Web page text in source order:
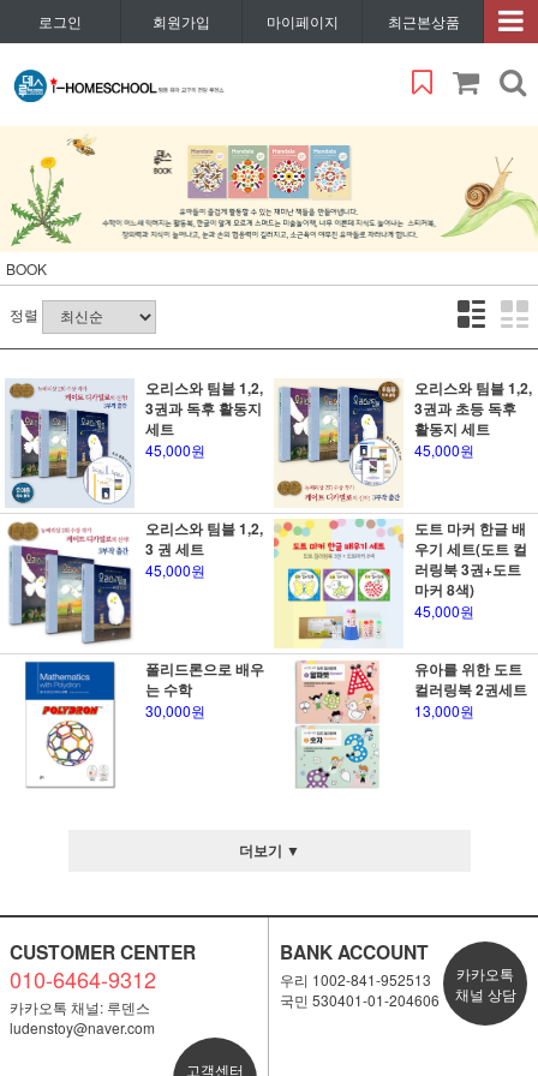
로그인 회원가입 마이페이지 최근본상품
BOOK
정렬
오리스와 팀블 1,2,
3권과 독후 활동지
세트
45,000원
오리스와 팀블 1,2,
3권과 초등 독후
활동지 세트
45,000원
오리스와 팀블 1,2,
3 권 세트
45,000원
도트 마커 한글 배
우기 세트(도트 컬
러링북 3권+도트
마커 8색)
45,000원
폴리드론으로 배우
는 수학
30,000원
유아를 위한 도트
컬러링북 2권세트
13,000원
더보기 ▼
CUSTOMER CENTER
010-6464-9312
카카오톡 채널: 루덴스
ludenstoy@naver.com
고객센터
BANK ACCOUNT
우리 1002-841-952513
국민 530401-01-204606
카카오톡
채널 상담